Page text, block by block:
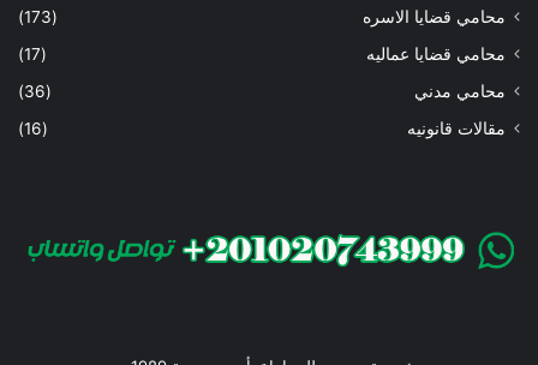
محامي قضايا الاسره
(173)
محامي قضايا عماليه
(17)
محامي مدني
(36)
مقالات قانونيه
(16)